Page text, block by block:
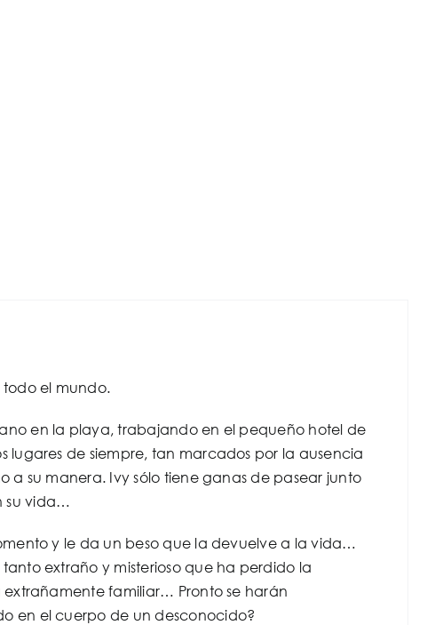
el mundo.
en la playa, trabajando en el pequeño hotel de
lugares de siempre, tan marcados por la ausencia
a su manera. Ivy sólo tiene ganas de pasear junto
su vida…
y le da un beso que la devuelve a la vida…
extraño y misterioso que ha perdido la
extrañamente familiar… Pronto se harán
en el cuerpo de un desconocido?